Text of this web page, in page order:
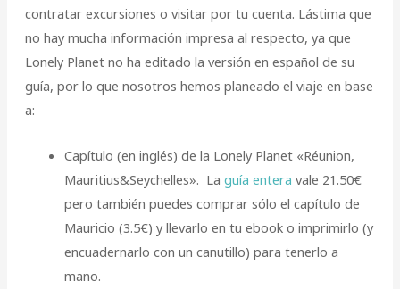
contratar excursiones o visitar por tu cuenta. Lástima que
no hay mucha información impresa al respecto, ya que
Lonely Planet no ha editado la versión en español de su
guía, por lo que nosotros hemos planeado el viaje en base
a:
Capítulo (en inglés) de la Lonely Planet «Réunion,
Mauritius&Seychelles». La guía entera vale 21.50€
pero también puedes comprar sólo el capítulo de
Mauricio (3.5€) y llevarlo en tu ebook o imprimirlo (y
encuadernarlo con un canutillo) para tenerlo a
mano.